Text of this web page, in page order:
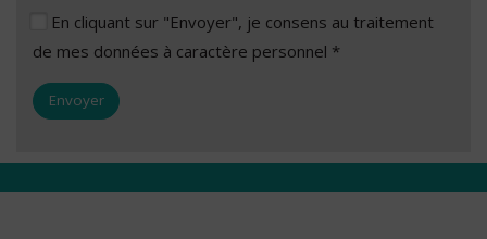
En cliquant sur "Envoyer", je consens au traitement
de mes données à caractère personnel *